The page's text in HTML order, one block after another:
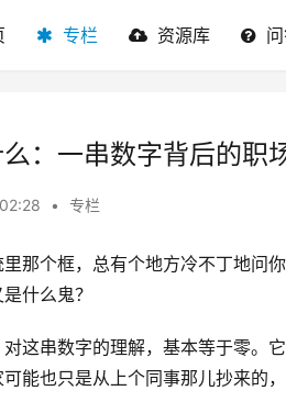
专栏 资源库
：一串数字背后的职
• 专栏
那个框，总有个地方冷不丁地问
什么鬼？
这串数字的理解，基本等于零。
能也只是从上个同事那儿抄来的，